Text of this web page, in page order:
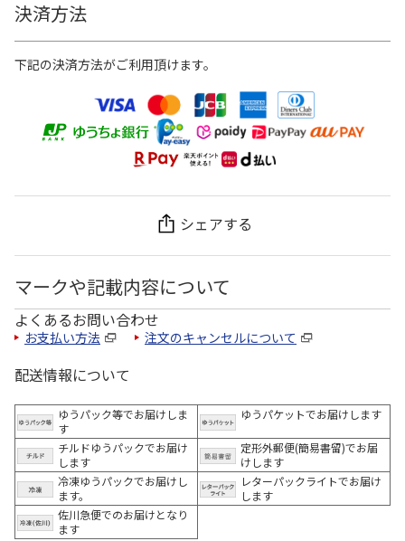
決済方法
下記の決済方法がご利用頂けます。
シェアする
マークや記載内容について
よくあるお問い合わせ
お支払い方法 注文のキャンセルについて
配送情報について
ゆうパック等でお届けしま
す
ゆうパケットでお届けします
チルドゆうパックでお届け
します
定形外郵便(簡易書留)でお届
けします
冷凍ゆうパックでお届けし
ます。
レターパックライトでお届け
します
佐川急便でのお届けとなり
ます